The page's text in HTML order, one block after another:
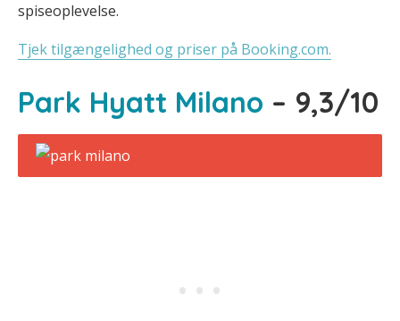
spiseoplevelse.
Tjek tilgængelighed og priser på Booking.com.
Park Hyatt Milano – 9,3/10